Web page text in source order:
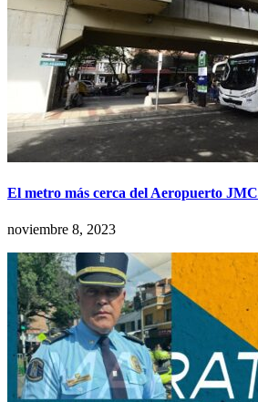
El metro más cerca del Aeropuerto JMC
noviembre 8, 2023